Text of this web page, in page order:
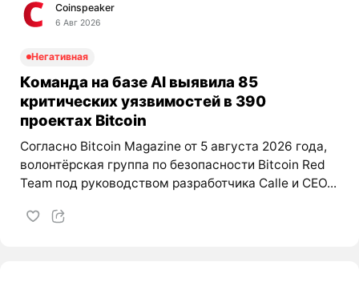
Coinspeaker
6 Авг 2026
Негативная
Команда на базе AI выявила 85
критических уязвимостей в 390
проектах Bitcoin
Согласно Bitcoin Magazine от 5 августа 2026 года,
волонтёрская группа по безопасности Bitcoin Red
Team под руководством разработчика Calle и CEO...